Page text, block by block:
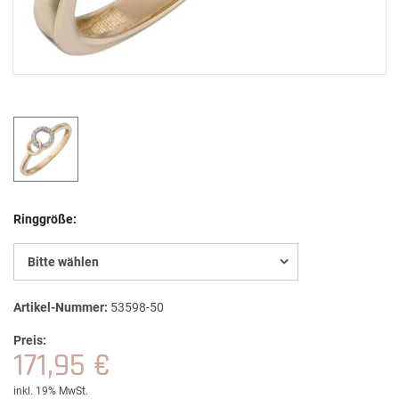
Ringgröße:
Bitte wählen
Artikel-Nummer: 53598-50
Preis:
171,95 €
inkl. 19% MwSt.